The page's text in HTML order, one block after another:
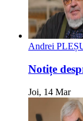
Andrei
Notițe
Joi, 14 Mar